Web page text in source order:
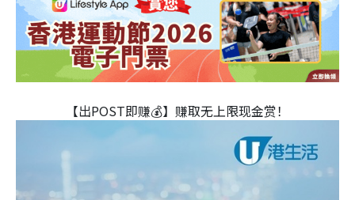
【出POST即赚💰】赚取无上限现金赏！